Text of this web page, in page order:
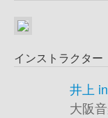
インストラクター
井上
大阪